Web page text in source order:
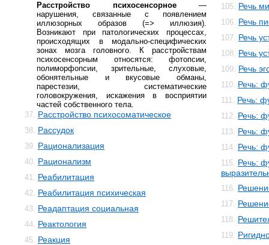
Расстройство психосенсорное—
нарушения, связанные с появлением
иллюзорных образов (=> иллюзия).
Возникают при патологических процессах,
происходящих в модально-специфических
зонах мозга головного. К расстройствам
психосенсорным относятся: фотопсии,
полиморфопсии, зрительные, слуховые,
обонятельные и вкусовые обманы,
парестезии, систематические
головокружения, искажения в восприятии
частей собственного тела.
37. Расстройство психосоматическое
38. Рассудок
39. Рационализация
40. Рационализм
41. Реабилитация
42. Реабилитация психическая
43. Реадаптация социальная
44. Реактология
45. Реакция
105. Речь
106. Речь
107. Речь
108. Речь
109. Речь
110. Речь:
111. Речь:
112. Речь:
113. Речь:
114. Речь:
115. Речь:
116.
117.
118.
119.